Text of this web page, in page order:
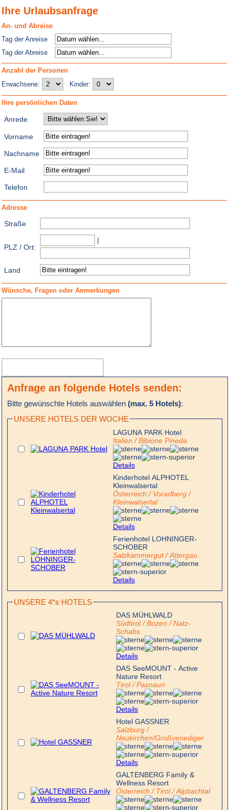
Ihre Urlaubsanfrage
An- und Abreise
Tag der Anreise
Tag der Abreise
Anzahl der Personen
Erwachsene:
Kinder:
Ihre persönlichen Daten
Anrede
Vorname
Nachname
E-Mail
Telefon
Adresse
Straße
PLZ / Ort:
|
Land
Wünsche, Fragen oder Anmerkungen
Anfrage an folgende Hotels senden:
Bitte gewünschte Hotels auswählen (max. 5 Hotels):
UNSERE HOTELS DER WOCHE
LAGUNA PARK Hotel
Italien / Bibione Pineda
Details
Kinderhotel ALPHOTEL
Kleinwalsertal
Österreich / Vorarlberg /
Kleinwalsertal
Details
Ferienhotel LOHNINGER-
SCHOBER
Salzkammergut / Attergau
Details
UNSERE 4*s HOTELS
DAS MÜHLWALD
Südtirol / Bozen / Natz-
Schabs
Details
DAS SeeMOUNT - Active
Nature Resort
Tirol / Paznaun
Details
Hotel GASSNER
Salzburg /
Neukirchen/Großvenediger
Details
GALTENBERG Family &
Wellness Resort
Österreich / Tirol / Alpbachtal